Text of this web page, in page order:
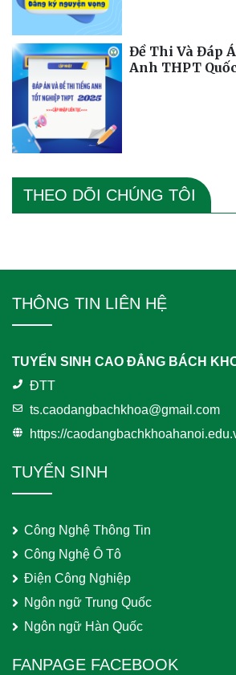
Đề Thi Và Đáp
Anh THPT
THEO DÕI CHÚNG TÔI
THÔNG TIN LIÊN HỆ
TUYỂN SINH CAO ĐẲNG BÁCH
ĐTT
ts.caodangbachkhoa@gmail.com
https://
TUYỂN SINH
Công Nghệ Thông Tin
Công Nghệ Ô Tô
Điện Công Nghiệp
Ngôn ngữ Trung Quốc
Ngôn ngữ Hàn Quốc
FANPAGE FACEBOOK